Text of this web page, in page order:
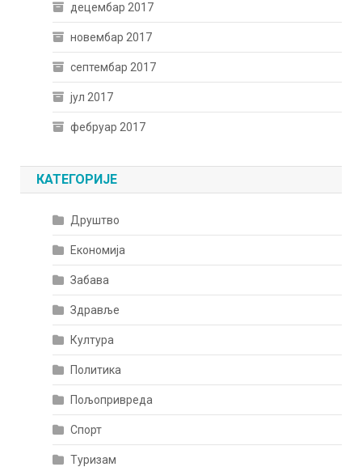
децембар 2017
новембар 2017
септембар 2017
јул 2017
фебруар 2017
КАТЕГОРИЈЕ
Друштво
Економија
Забава
Здравље
Култура
Политика
Пољопривреда
Спорт
Туризам